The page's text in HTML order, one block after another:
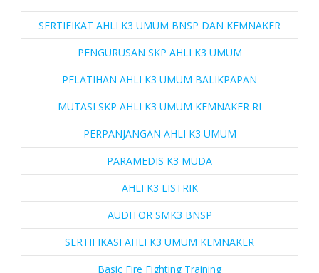
SERTIFIKAT AHLI K3 UMUM BNSP DAN KEMNAKER
PENGURUSAN SKP AHLI K3 UMUM
PELATIHAN AHLI K3 UMUM BALIKPAPAN
MUTASI SKP AHLI K3 UMUM KEMNAKER RI
PERPANJANGAN AHLI K3 UMUM
PARAMEDIS K3 MUDA
AHLI K3 LISTRIK
AUDITOR SMK3 BNSP
SERTIFIKASI AHLI K3 UMUM KEMNAKER
Basic Fire Fighting Training